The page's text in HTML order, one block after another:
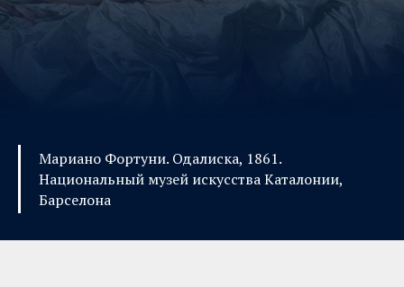
Мариано Фортуни. Одалиска, 1861.
Национальный музей искусства Каталонии,
Барселона